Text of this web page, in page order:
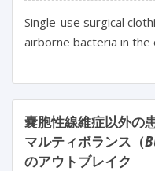
Single-use surgical
airborne bacteria in
嚢胞性線維症以外の
マルティボランス（
のアウトブレイク